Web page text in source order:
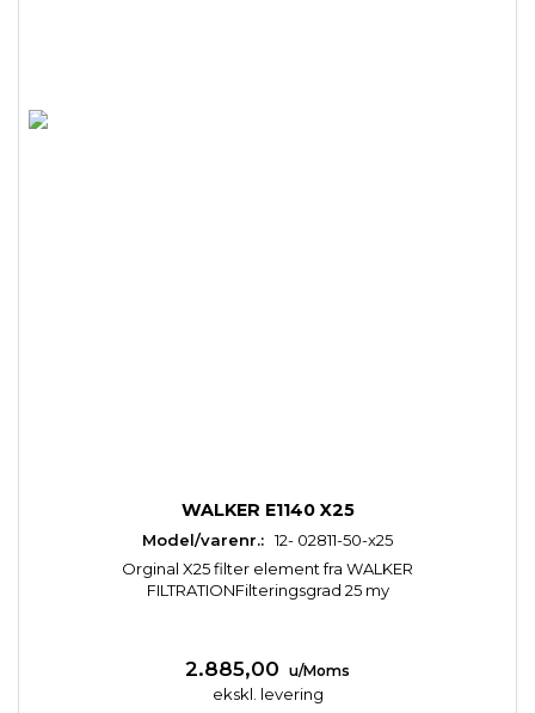
WALKER E1140 X25
Model/varenr.: 12- 02811-50-x25
Orginal X25 filter element fra WALKER
FILTRATIONFilteringsgrad 25 my
2.885,00 u/Moms
ekskl. levering